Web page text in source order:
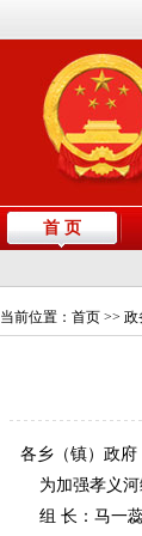
首 页
当前位置： 首页 >> 政
各乡（镇）政府
为加强孝义河
组 长：马一